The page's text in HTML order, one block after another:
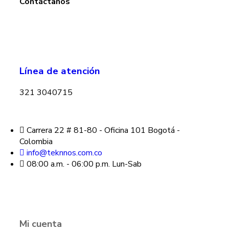
Línea de atención
321 3040715
Carrera 22 # 81-80 - Oficina 101 Bogotá -
Colombia
info@teknnos.com.co
08:00 a.m. - 06:00 p.m. Lun-Sab
Mi cuenta